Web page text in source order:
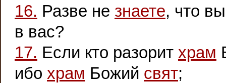
16. Разве не знаете, что
в вас?
17. Если кто разорит храм
ибо храм Божий свят;